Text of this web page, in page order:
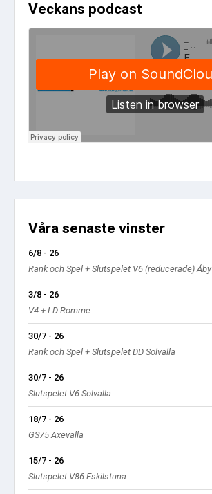
Veckans podcast
Våra senaste vinster
6/8 - 26
Rank och Spel + Slutspelet V6 (reducerade) Åby
3/8 - 26
V4 + LD Romme
30/7 - 26
Rank och Spel + Slutspelet DD Solvalla
30/7 - 26
Slutspelet V6 Solvalla
18/7 - 26
GS75 Axevalla
15/7 - 26
Slutspelet-V86 Eskilstuna